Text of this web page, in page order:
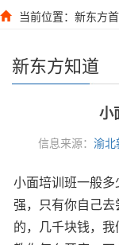
当前位置： 新东方
新东方知道
小
信息来源： 渝北
小面培训班一般
强，只有你自己
的，几千块钱，